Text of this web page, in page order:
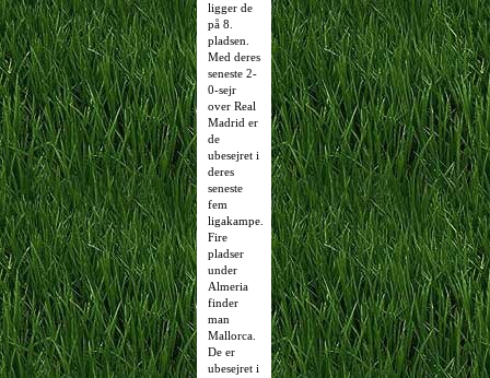
ligger de
på 8.
pladsen.
Med deres
seneste 2-
0-sejr
over Real
Madrid er
de
ubesejret i
deres
seneste
fem
ligakampe.
Fire
pladser
under
Almeria
finder
man
Mallorca.
De er
ubesejret i